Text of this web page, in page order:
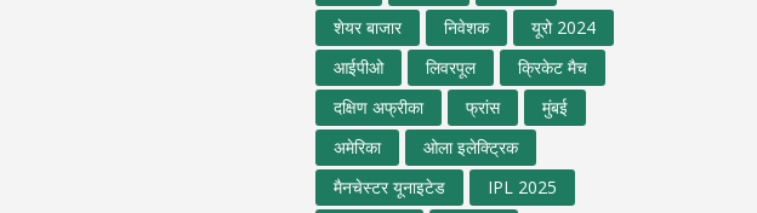
शेयर बाजार
निवेशक
यूरो 2024
आईपीओ
लिवरपूल
क्रिकेट मैच
दक्षिण अफ्रीका
फ्रांस
मुंबई
अमेरिका
ओला इलेक्ट्रिक
मैनचेस्टर यूनाइटेड
IPL 2025